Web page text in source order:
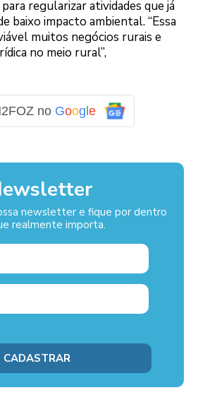
regularizar atividades que já
baixo impacto ambiental. “Essa
muitos negócios rurais e
no meio rural”,
no Google
newsletter e fique por dentro
realmente importa.